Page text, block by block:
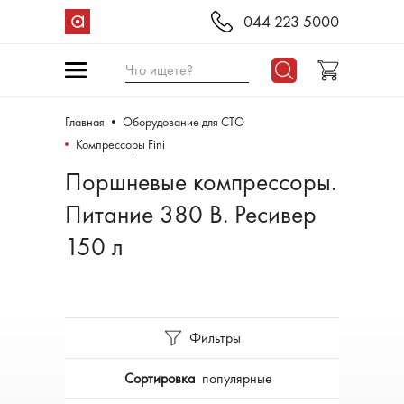
044 223 5000
Что ищете?
Главная
Оборудование для СТО
Компрессоры Fini
Поршневые компрессоры.
Питание 380 В. Ресивер
150 л
Фильтры
Сортировка популярные